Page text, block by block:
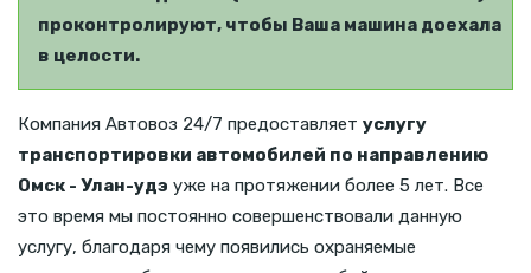
проконтролируют, чтобы Ваша машина доехала
в целости.
Компания Автовоз 24/7 предоставляет услугу
транспортировки автомобилей по направлению
Омск - Улан-удэ уже на протяжении более 5 лет. Все
это время мы постоянно совершенствовали данную
услугу, благодаря чему появились охраняемые